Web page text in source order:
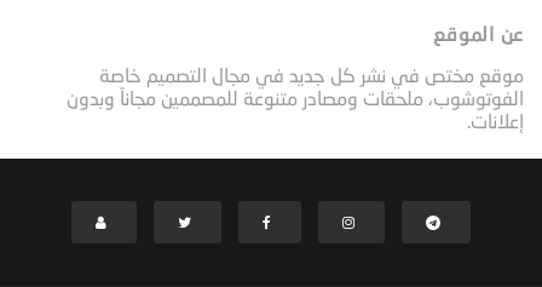
عن الموقع
موقع مختص في نشر كل جديد في مجال التصميم خاصة
الفوتوشوب، ملحقات ومصادر متنوعة للمصممين مجاناً وبدون
إعلانات.